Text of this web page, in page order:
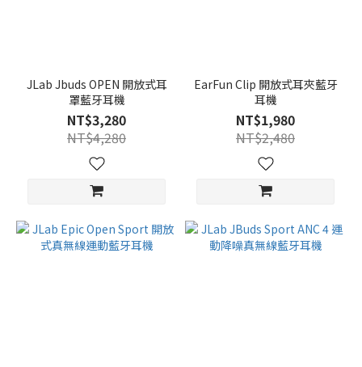
JLab Jbuds OPEN 開放式耳
罩藍牙耳機
NT$3,280
NT$4,280
EarFun Clip 開放式耳夾藍牙
耳機
NT$1,980
NT$2,480